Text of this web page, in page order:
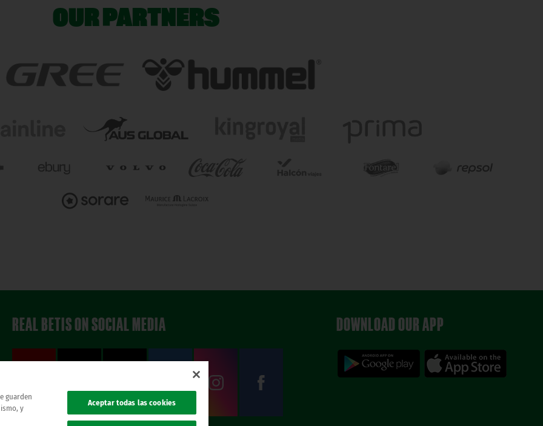
OUR PARTNERS
REAL BETIS ON SOCIAL MEDIA DOWNLOAD OUR APP
guarden
y
Aceptar todas las cookies